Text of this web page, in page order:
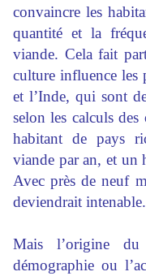
convaincre les
quantité et la
viande. Cela fait
culture influence les
et l’Inde, qui sont
selon les calculs
habitant de pays
viande par an, et un
Avec près de neuf
deviendrait intenable.
Mais l’origine
démographie ou